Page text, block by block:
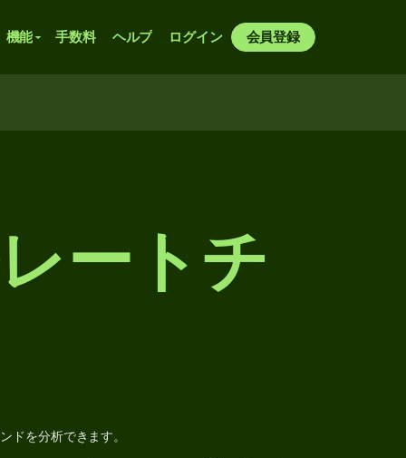
機能 手数料 ヘルプ ログイン 会員登録
ートチ
ドを分析できます。